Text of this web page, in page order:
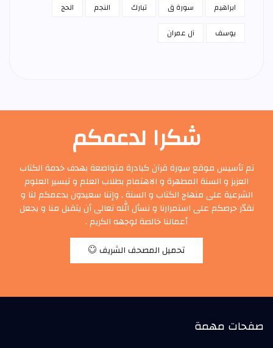
ابراهيم
سورة ق تبارك النجم
الحج
يوسف
آل عمران
شكرا لدعمكم
تم تأسيس موقع سورة قرآن كبادرة متواضعة بهدف خدمة الكتاب
العزيز و السنة المطهرة و الاهتمام بطلاب العلم و تيسير العلوم
الشرعية على منهاج الكتاب و السنة , وإننا سعيدون بدعمكم لنا و
نقدّر حرصكم على استمرارنا و نسأل الله تعالى أن يتقبل منا و يجعل
أعمالنا خالصة لوجهه الكريم .
تحميل المصحف الشريف
صفحات مهمة